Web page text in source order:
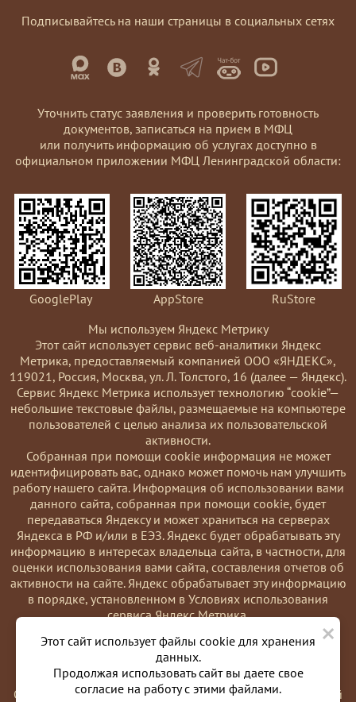
×
Этот сайт использует файлы cookie для хранения
данных.
Продолжая использовать сайт вы даете свое
согласие на работу с этими файлами.
Подписывайтесь на наши страницы в социальных сетях
Уточнить статус заявления и проверить готовность
документов, записаться на прием в МФЦ
или получить информацию об услугах доступно в
официальном приложении МФЦ Ленинградской области:
GooglePlay AppStore
RuStore
Мы используем Яндекс Метрику
Этот сайт использует сервис веб-аналитики Яндекс
Метрика, предоставляемый компанией ООО «ЯНДЕКС»,
119021, Россия, Москва, ул. Л. Толстого, 16 (далее — Яндекс).
Сервис Яндекс Метрика использует технологию “cookie”—
небольшие текстовые файлы, размещаемые на компьютере
пользователей с целью анализа их пользовательской
активности.
Coбранная при помощи cookie информация не может
идентифицировать вас, однако может помочь нам улучшить
работу нашего сайта. Информация об использовании вами
данного сайта, собранная при помощи cookie, будет
передаваться Яндексу и может храниться на серверах
Яндекса в РФ и/или в ЕЭЗ. Яндекс будет обрабатывать эту
информацию в интересах владельца сайта, в частности, для
оценки использования вами сайта, составления отчетов об
активности на сайте. Яндекс обрабатывает эту информацию
в порядке, установленном в Условиях использования
сервиса Яндекс Метрика.
Вы можете отказаться от использования cookies, выбрав
соответствующие настройки в браузере. Также вы можете
использовать инструмент —
https://yandex.ru/support/metrika/general/opt-out.html
Однако это может повлиять на работу некоторых функций